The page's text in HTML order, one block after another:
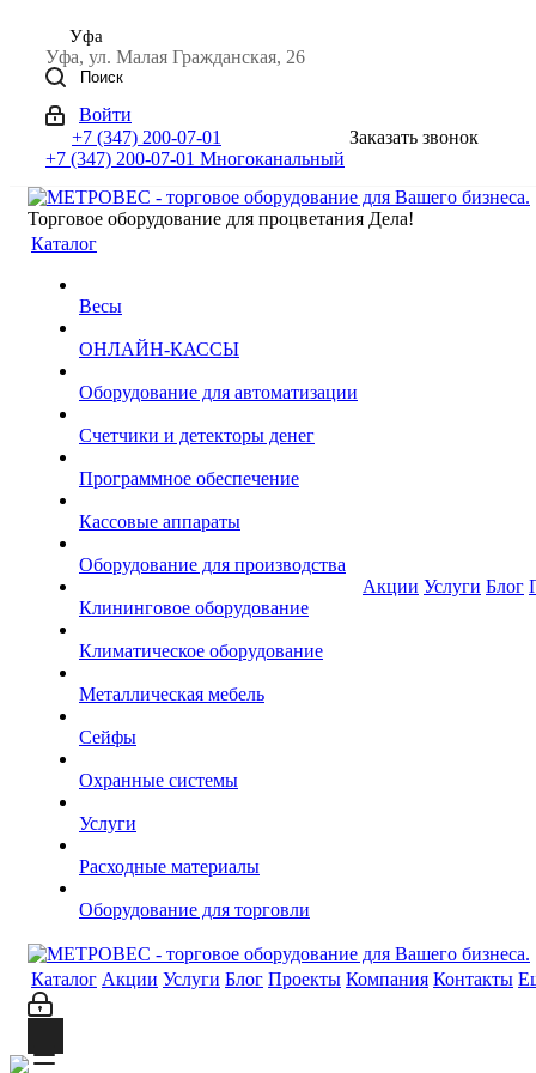
Уфа
Уфа, ул. Малая Гражданская, 26
Поиск
Войти
+7 (347) 200-07-01
+7 (347) 200-07-01 Многоканальный
Заказать звонок
Торговое оборудование для процветания Дела!
Каталог
Весы
ОНЛАЙН-КАССЫ
Оборудование для автоматизации
Счетчики и детекторы денег
Программное обеспечение
Кассовые аппараты
Оборудование для производства
Клининговое оборудование
Климатическое оборудование
Металлическая мебель
Сейфы
Охранные системы
Услуги
Расходные материалы
Оборудование для торговли
Акции Услуги Блог
Каталог Акции Услуги Блог Проекты Компания Контакты